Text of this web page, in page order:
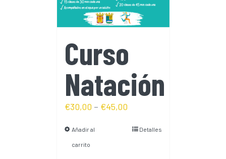
Curso
Natación
€30,00 – €45,00
Añadir al
carrito
Detalles